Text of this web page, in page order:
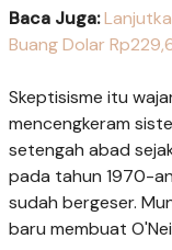
Baca Juga:
Buang Dolar
Skeptisisme itu
mencengkeram
setengah abad
pada tahun 1970-
sudah bergeser.
baru membuat